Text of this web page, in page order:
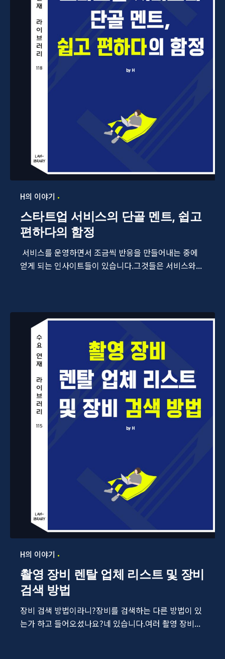
H의 이야기
스타트업 서비스의 단골 멘트, 쉽고
편하다의 함정
서비스를 운영하면서 조금씩 반응을 만들어내는 중에
얻게 되는 인사이트들이 있습니다.그것들은 서비스와...
H의 이야기
촬영 장비 렌탈 업체 리스트 및 장비
검색 방법
장비 검색 방법이라니?장비를 검색하는 다른 방법이 있
는가 하고 들어오셨나요?네 있습니다.여러 촬영 장비...